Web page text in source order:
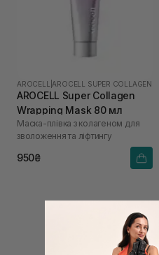
AROCELL AROCELL SUPER COLLAGEN
AROCELL Super Collagen
Wrapping Mask 80 мл
Маска-плівка з колагеном для
зволоження та ліфтингу
950₴